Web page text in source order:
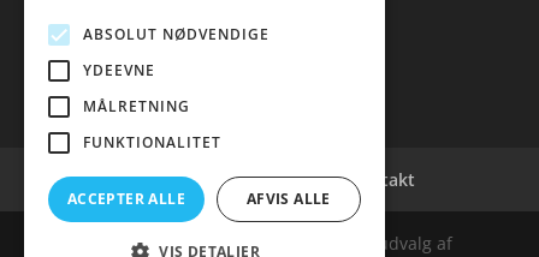
Cookie- og privatlivspolitik Kontakt
Denne hjemmeside samler et bredt udvalg af
ABSOLUT NØDVENDIGE
YDEEVNE
MÅLRETNING
FUNKTIONALITET
ACCEPTER ALLE AFVIS ALLE
VIS DETALJER